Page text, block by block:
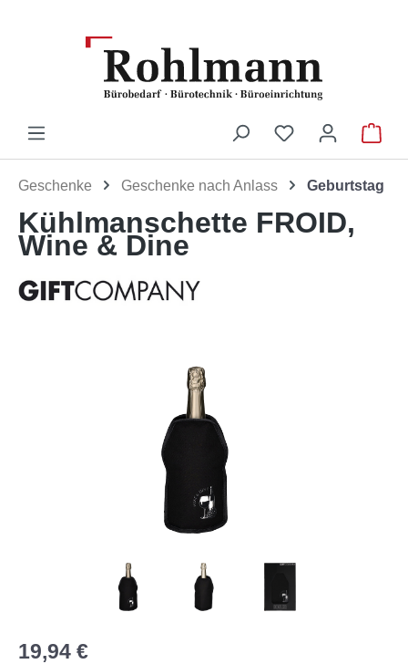
Du hast 0
Geschenke Geschenke nach Anlass Geburtstag
Kühlmanschette FROID,
Wine & Dine
19,94 €